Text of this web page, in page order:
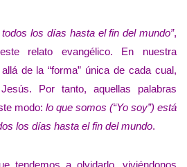
los días hasta el fin del mundo”,
relato evangélico. En nuestra
de la “forma” única de cada cual,
Por tanto, aquellas palabras
modo: lo que somos (“Yo soy”) está
los días hasta el fin del mundo.